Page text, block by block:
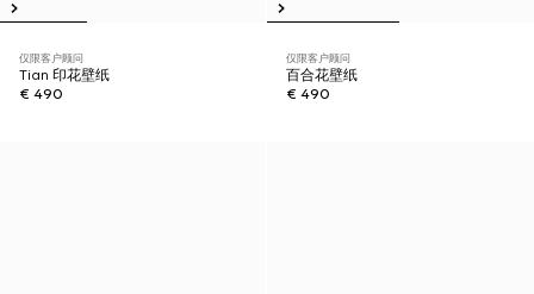
仅限客户顾问
Tian 印花壁纸
€ 490
仅限客户顾问
百合花壁纸
€ 490